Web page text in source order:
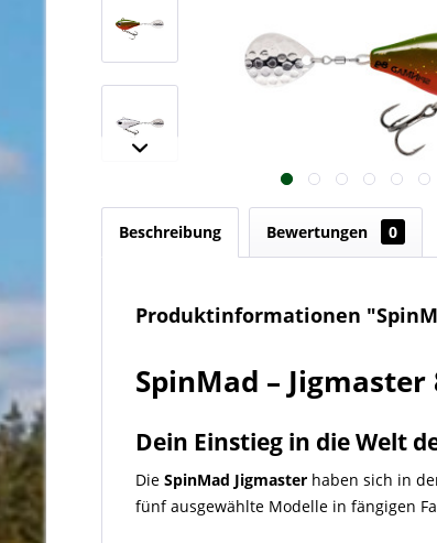
Beschreibung Bewertungen 0
Produktinformationen
SpinMad –
Dein Einstieg in die Welt
Die SpinMad Jigmaster haben sich in
fünf ausgewählte Modelle in fängigen